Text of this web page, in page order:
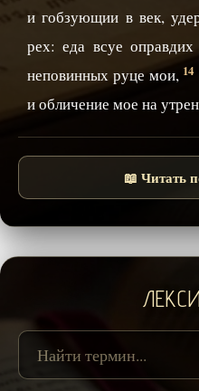
и гобзующии в век,
рех: еда всуе
неповинных руце мои, 14
и обличение мое на
📖 Читать